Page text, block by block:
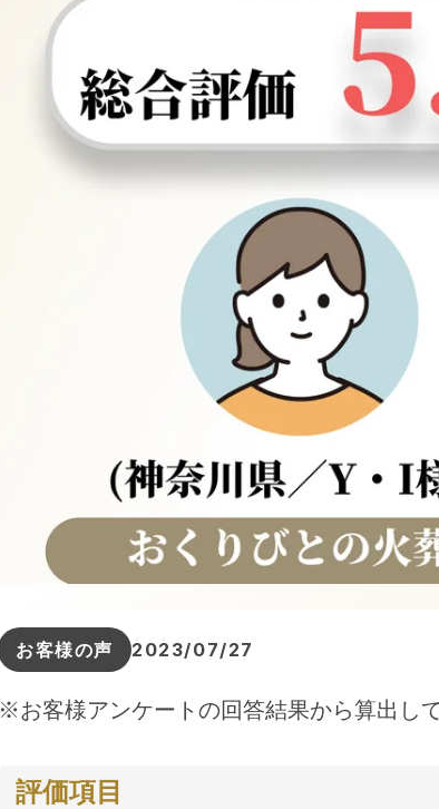
お客様の声 2023/07/27
※お客様アンケートの回答結果から算出して
評価項目